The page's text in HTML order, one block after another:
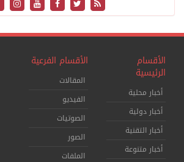
الأقسام
الرئيسية
أخبار محلية
أخبار دولية
أخبار التقنية
أخبار متنوعة
الأقسام الفرعية
المقالات
الفيديو
الصوتيات
الصور
الملفات